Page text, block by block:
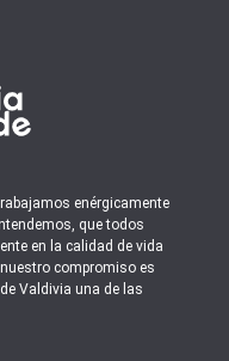
enérgicamente
que todos
en la calidad de vida
compromiso es
Valdivia una de las